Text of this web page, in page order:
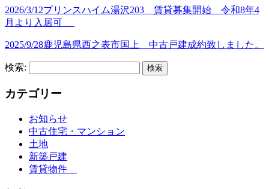
2026/3/12プリンスハイム湯沢203 賃貸募集開始 令和8年4
月より入居可
2025/9/28鹿児島県西之表市国上 中古戸建成約致しました。
検索:
カテゴリー
お知らせ
中古住宅・マンション
土地
新築戸建
賃貸物件